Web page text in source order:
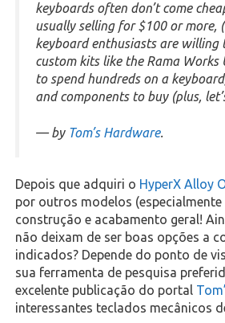
keyboards often don’t come
usually selling for $100 or more,
keyboard enthusiasts are
custom kits like the Rama
to spend hundreds on a
and components to buy (plus,
— by Tom’s Hardware.
Depois que adquiri o HyperX Alloy
por outros modelos
construção e acabamento geral!
não deixam de ser boas opções a
indicados? Depende do ponto de
sua ferramenta de pesquisa
excelente publicação do portal
interessantes teclados mecânicos